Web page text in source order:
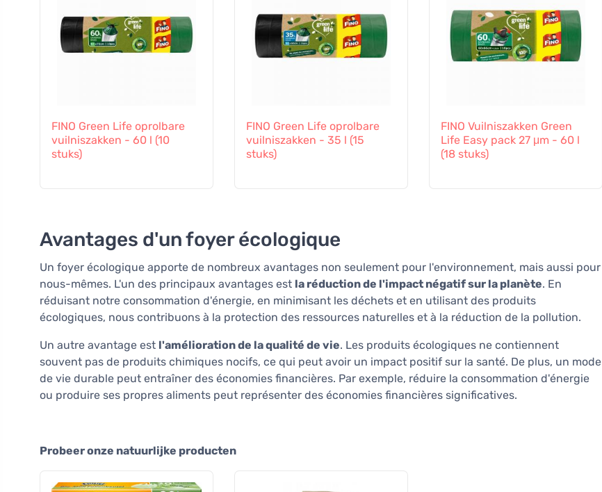
FINO Green Life oprolbare
vuilniszakken - 60 l (10
stuks)
FINO Green Life oprolbare
vuilniszakken - 35 l (15
stuks)
FINO Vuilniszakken Green
Life Easy pack 27 μm - 60 l
(18 stuks)
Avantages d'un foyer écologique
Un foyer écologique apporte de nombreux avantages non seulement pour l'environnement, mais aussi pour
nous-mêmes. L'un des principaux avantages est la réduction de l'impact négatif sur la planète. En
réduisant notre consommation d'énergie, en minimisant les déchets et en utilisant des produits
écologiques, nous contribuons à la protection des ressources naturelles et à la réduction de la pollution.
Un autre avantage est l'amélioration de la qualité de vie. Les produits écologiques ne contiennent
souvent pas de produits chimiques nocifs, ce qui peut avoir un impact positif sur la santé. De plus, un mode
de vie durable peut entraîner des économies financières. Par exemple, réduire la consommation d'énergie
ou produire ses propres aliments peut représenter des économies financières significatives.
Probeer onze natuurlijke producten